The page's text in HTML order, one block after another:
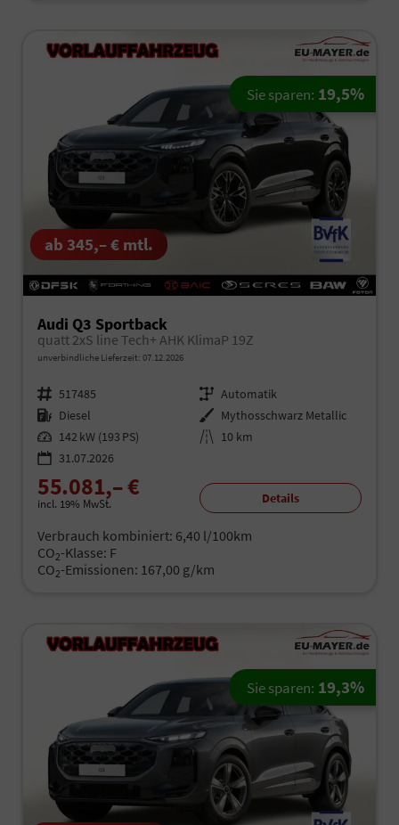
ab 345,– € mtl.
Audi Q3 Sportback
quatt 2xS line Tech+ AHK KlimaP 19Z
unverbindliche Lieferzeit: 07.12.2026
Fahrzeugnr. 517485 Getriebe Automatik
Kraftstoff Diesel Außenfarbe Mythosschwarz Metallic
Leistung 142 kW (193 PS) Kilometerstand 10 km
31.07.2026
55.081,– €
incl. 19% MwSt.
Sie sparen: 19,5%
Details
Verbrauch kombiniert: 6,40 l/100km
CO2-Klasse: F
CO2-Emissionen: 167,00 g/km
Sie sparen: 19,3%